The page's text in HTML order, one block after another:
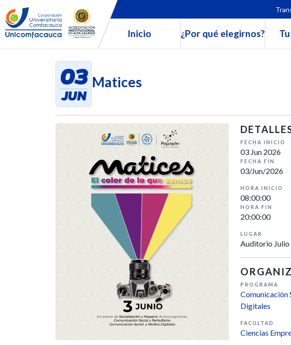
Inicio ¿Por qué elegirnos?
03
JUN
Matices
FECHA INICIO
03 Jun 2026
FECHA FIN
03/Jun/2026
HORA INICIO
08:00:00
HORA FIN
20:00:00
LUGAR
Auditorio
PROGRAMA
Comunicación
Digitales
FACULTAD
Ciencias